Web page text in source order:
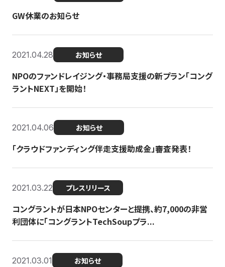
GW休業のお知らせ
2021.04.28 お知らせ
NPOのファンドレイジング・事務局支援の新プラン「コング
ラントNEXT」を開始！
2021.04.06 お知らせ
「クラウドファンディング伴走支援助成金」審査発表！
2021.03.22 プレスリリース
コングラントが日本NPOセンターと提携、約7,000の非営
利団体に「コングラントTechSoupプラ...
2021.03.01 お知らせ